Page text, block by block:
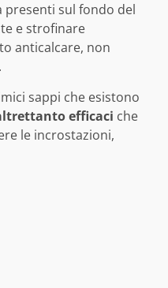
presenti sul fondo del
e strofinare
anticalcare, non
sappi che esistono
efficaci che
le incrostazioni,